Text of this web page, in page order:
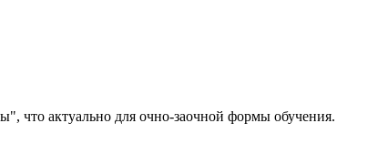
что актуально для очно-заочной формы обучения.